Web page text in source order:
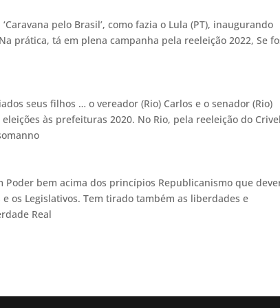
pelo Brasil’, como fazia o Lula (PT), inaugurando
prática, tá em plena campanha pela reeleição 2022, Se
seus filhos … o vereador (Rio) Carlos e o senador (Rio)
às prefeituras 2020. No Rio, pela reeleição do
Poder bem acima dos princípios Republicanismo que
os Legislativos. Tem tirado também as liberdades e
Real